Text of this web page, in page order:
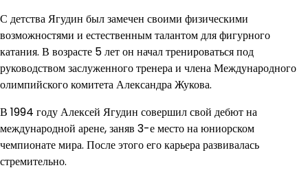
С детства Ягудин был замечен своими физическими
возможностями и естественным талантом для фигурного
катания. В возрасте 5 лет он начал тренироваться под
руководством заслуженного тренера и члена Международного
олимпийского комитета Александра Жукова.
В 1994 году Алексей Ягудин совершил свой дебют на
международной арене, заняв 3-е место на юниорском
чемпионате мира. После этого его карьера развивалась
стремительно.